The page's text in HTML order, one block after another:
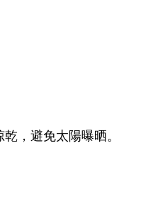
，避免太陽曝晒。